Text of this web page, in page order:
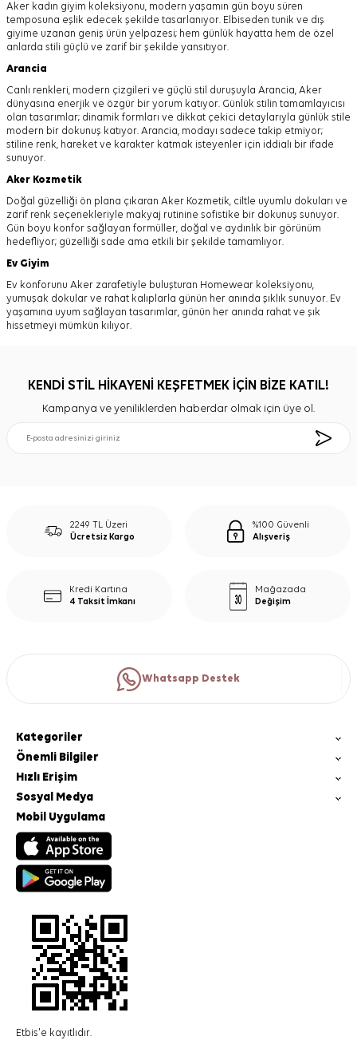
Aker kadın giyim koleksiyonu, modern yaşamın gün boyu süren
temposuna eşlik edecek şekilde tasarlanıyor. Elbiseden tunik ve dış
giyime uzanan geniş ürün yelpazesi; hem günlük hayatta hem de özel
anlarda stili güçlü ve zarif bir şekilde yansıtıyor.
Arancia
Canlı renkleri, modern çizgileri ve güçlü stil duruşuyla Arancia, Aker
dünyasına enerjik ve özgür bir yorum katıyor. Günlük stilin tamamlayıcısı
olan tasarımlar; dinamik formları ve dikkat çekici detaylarıyla günlük stile
modern bir dokunuş katıyor. Arancia, modayı sadece takip etmiyor;
stiline renk, hareket ve karakter katmak isteyenler için iddialı bir ifade
sunuyor.
Aker Kozmetik
Doğal güzelliği ön plana çıkaran Aker Kozmetik, ciltle uyumlu dokuları ve
zarif renk seçenekleriyle makyaj rutinine sofistike bir dokunuş sunuyor.
Gün boyu konfor sağlayan formüller, doğal ve aydınlık bir görünüm
hedefliyor; güzelliği sade ama etkili bir şekilde tamamlıyor.
Ev Giyim
Ev konforunu Aker zarafetiyle buluşturan Homewear koleksiyonu,
yumuşak dokular ve rahat kalıplarla günün her anında şıklık sunuyor. Ev
yaşamına uyum sağlayan tasarımlar, günün her anında rahat ve şık
hissetmeyi mümkün kılıyor.
KENDİ STİL HİKAYENİ KEŞFETMEK İÇİN BİZE KATIL!
Kampanya ve yeniliklerden haberdar olmak için üye ol.
2249 TL Üzeri
Ücretsiz Kargo
%100 Güvenli
Alışveriş
Kredi Kartına
4 Taksit İmkanı
Mağazada
Değişim
Whatsapp Destek
Kategoriler
Önemli Bilgiler
Hızlı Erişim
Sosyal Medya
Mobil Uygulama
Etbis'e kayıtlıdır.